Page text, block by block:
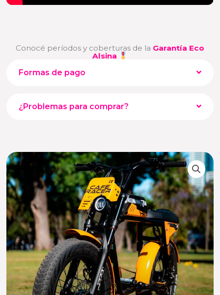
Conocé períodos y coberturas de la Garantía Eco
Alsina
Formas de pago
¿Problemas para comprar?